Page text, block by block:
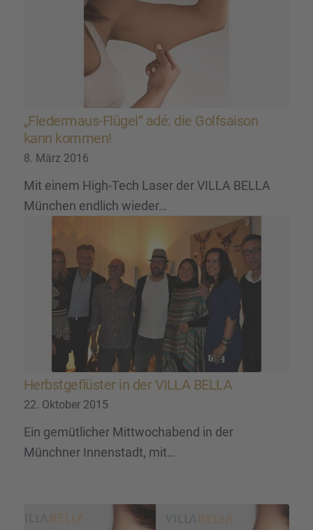
„Fleder­maus-Flügel“ adé: die Golfsai­son
kann kommen!
8. März 2016
Mit einem High-Tech Laser der VILLA BELLA
München endlich wieder…
Herbst­ge­flüs­ter in der VILLA BELLA
22. Oktober 2015
Ein gemütlicher Mittwochabend in der
Münchner Innenstadt, mit…